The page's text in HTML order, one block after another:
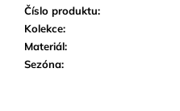
Číslo produktu:
Kolekce:
Materiál:
Sezóna: